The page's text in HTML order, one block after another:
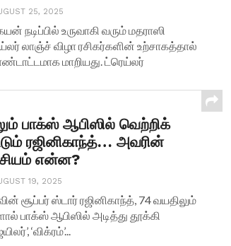
25, 2025
நடிப்பில் உருவாகி வரும் மதராஸி
லாஞ்ச் விழா ரசிகர்களின் உற்சாகத்தால்
மாறியது. ட்ரெய்லர்
பாக்ஸ் ஆபிஸில் வெற்றிக்
ரஜினிகாந்த்… அவரின்
என்ன?
19, 2025
சூப்பர் ஸ்டார் ரஜினிகாந்த், 74 வயதிலும்
பாக்ஸ் ஆபிஸில் அடித்து தூக்கி
‘விக்ரம்’...